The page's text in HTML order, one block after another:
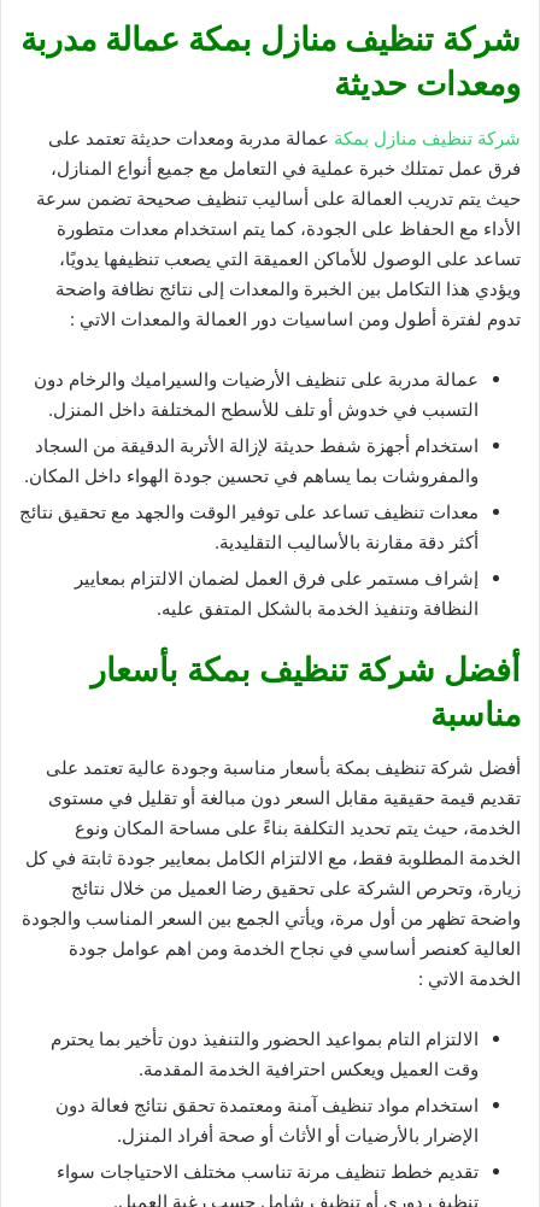
شركة تنظيف منازل بمكة عمالة مدربة
ومعدات حديثة
شركة تنظيف منازل بمكة عمالة مدربة ومعدات حديثة تعتمد على
فرق عمل تمتلك خبرة عملية في التعامل مع جميع أنواع المنازل،
حيث يتم تدريب العمالة على أساليب تنظيف صحيحة تضمن سرعة
الأداء مع الحفاظ على الجودة، كما يتم استخدام معدات متطورة
تساعد على الوصول للأماكن العميقة التي يصعب تنظيفها يدويًا،
ويؤدي هذا التكامل بين الخبرة والمعدات إلى نتائج نظافة واضحة
تدوم لفترة أطول ومن اساسيات دور العمالة والمعدات الاتي :
عمالة مدربة على تنظيف الأرضيات والسيراميك والرخام دون
التسبب في خدوش أو تلف للأسطح المختلفة داخل المنزل.
استخدام أجهزة شفط حديثة لإزالة الأتربة الدقيقة من السجاد
والمفروشات بما يساهم في تحسين جودة الهواء داخل المكان.
معدات تنظيف تساعد على توفير الوقت والجهد مع تحقيق نتائج
أكثر دقة مقارنة بالأساليب التقليدية.
إشراف مستمر على فرق العمل لضمان الالتزام بمعايير
النظافة وتنفيذ الخدمة بالشكل المتفق عليه.
أفضل شركة تنظيف بمكة بأسعار
مناسبة
أفضل شركة تنظيف بمكة بأسعار مناسبة وجودة عالية تعتمد على
تقديم قيمة حقيقية مقابل السعر دون مبالغة أو تقليل في مستوى
الخدمة، حيث يتم تحديد التكلفة بناءً على مساحة المكان ونوع
الخدمة المطلوبة فقط، مع الالتزام الكامل بمعايير جودة ثابتة في كل
زيارة، وتحرص الشركة على تحقيق رضا العميل من خلال نتائج
واضحة تظهر من أول مرة، ويأتي الجمع بين السعر المناسب والجودة
العالية كعنصر أساسي في نجاح الخدمة ومن اهم عوامل جودة
الخدمة الاتي :
الالتزام التام بمواعيد الحضور والتنفيذ دون تأخير بما يحترم
وقت العميل ويعكس احترافية الخدمة المقدمة.
استخدام مواد تنظيف آمنة ومعتمدة تحقق نتائج فعالة دون
الإضرار بالأرضيات أو الأثاث أو صحة أفراد المنزل.
تقديم خطط تنظيف مرنة تناسب مختلف الاحتياجات سواء
تنظيف دوري أو تنظيف شامل حسب رغبة العميل.